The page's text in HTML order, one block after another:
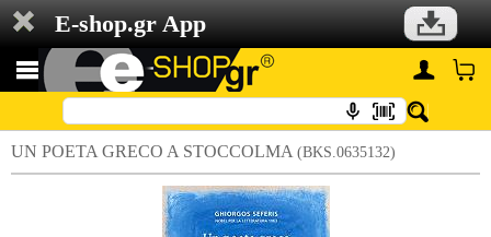
E-shop.gr App
UN POETA GRECO A STOCCOLMA (BKS.0635132)